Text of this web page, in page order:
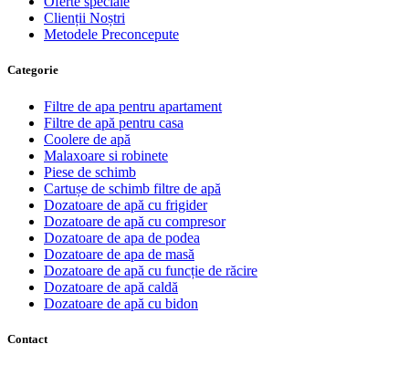
Clienții Noștri
Metodele Preconcepute
Сategorie
Filtre de apa pentru apartament
Filtre de apă pentru casa
Coolere de apă
Malaxoare si robinete
Piese de schimb
Cartușe de schimb filtre de apă
Dozatoare de apă cu frigider
Dozatoare de apă cu compresor
Dozatoare de apa de podea
Dozatoare de apa de masă
Dozatoare de apă cu funcție de răcire
Dozatoare de apă caldă
Dozatoare de apă cu bidon
Contact